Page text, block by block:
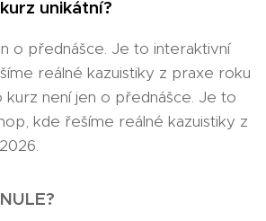
unikátní?
o přednášce. Je to interaktivní
reálné kazuistiky z praxe roku
není jen o přednášce. Je to
kde řešíme reálné kazuistiky z
⭐️